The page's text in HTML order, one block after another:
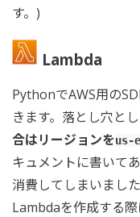
す。)
Lambda
PythonでAWS用の
きます。落とし穴と
合はリージョンをus-
キュメントに書いて
消費してしまいまし
Lambdaを作成する際